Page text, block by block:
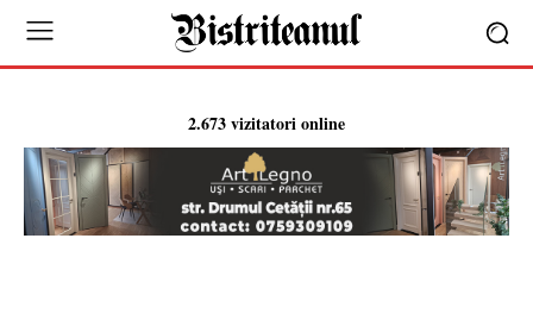
2.673 vizitatori online